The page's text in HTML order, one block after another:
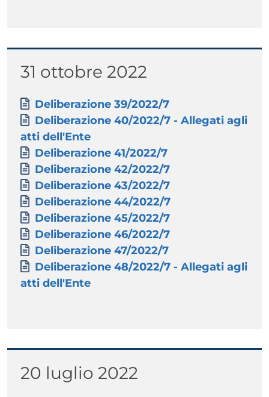
Titolo
31 ottobre 2022
Paragrafo
Allegati
Documento
Deliberazione 39/2022/7
Documento
Deliberazione 40/2022/7 - Allegati agli
atti dell'Ente
Documento
Deliberazione 41/2022/7
Documento
Deliberazione 42/2022/7
Documento
Deliberazione 43/2022/7
Documento
Deliberazione 44/2022/7
Documento
Deliberazione 45/2022/7
Documento
Deliberazione 46/2022/7
Documento
Deliberazione 47/2022/7
Documento
Deliberazione 48/2022/7 - Allegati agli
atti dell'Ente
Titolo
20 luglio 2022